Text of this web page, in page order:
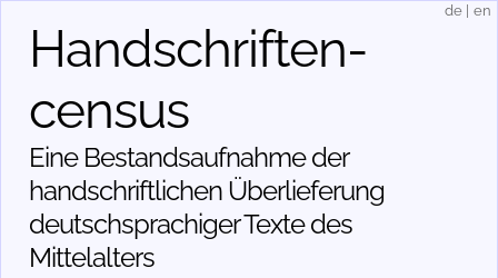
Handschriften­
census
Eine Bestandsaufnahme der
handschriftlichen Über­lieferung
deutschsprachiger Texte des
Mittelalters
de en